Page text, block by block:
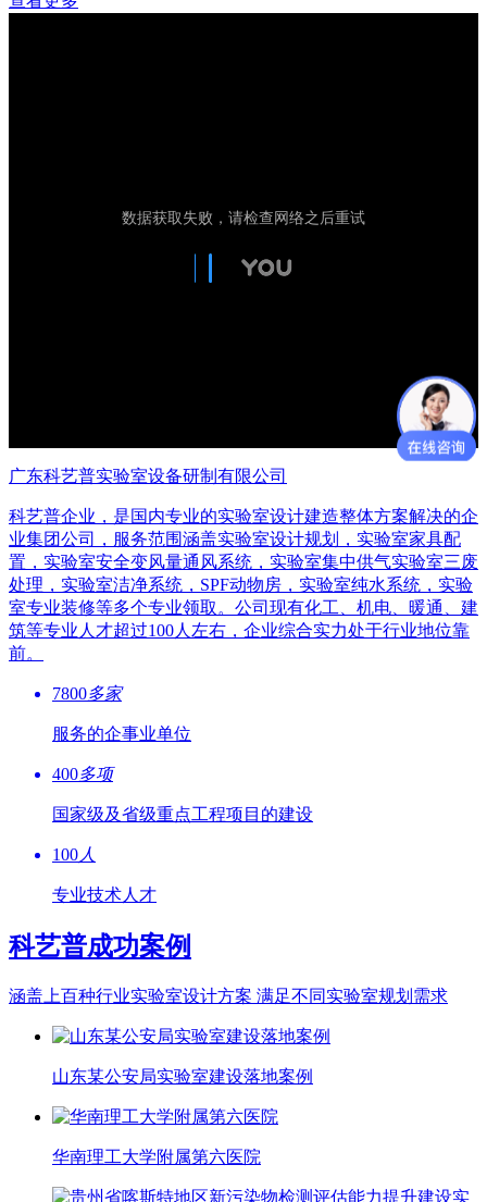
广东科艺普实验室设备研制有限公司
科艺普企业，是国内专业的实验室设计建造整体方案解决的企
业集团公司，服务范围涵盖实验室设计规划，实验室家具配
置，实验室安全变风量通风系统，实验室集中供气实验室三废
处理，实验室洁净系统，SPF动物房，实验室纯水系统，实验
室专业装修等多个专业领取。公司现有化工、机电、暖通、建
筑等专业人才超过100人左右，企业综合实力处于行业地位靠
前。
7800多家
服务的企事业单位
400多项
国家级及省级重点工程项目的建设
100 人
专业技术人才
科艺普成功案例
涵盖上百种行业实验室设计方案 满足不同实验室规划需求
山东某公安局实验室建设落地案例
华南理工大学附属第六医院